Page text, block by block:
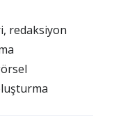
redaksiyon